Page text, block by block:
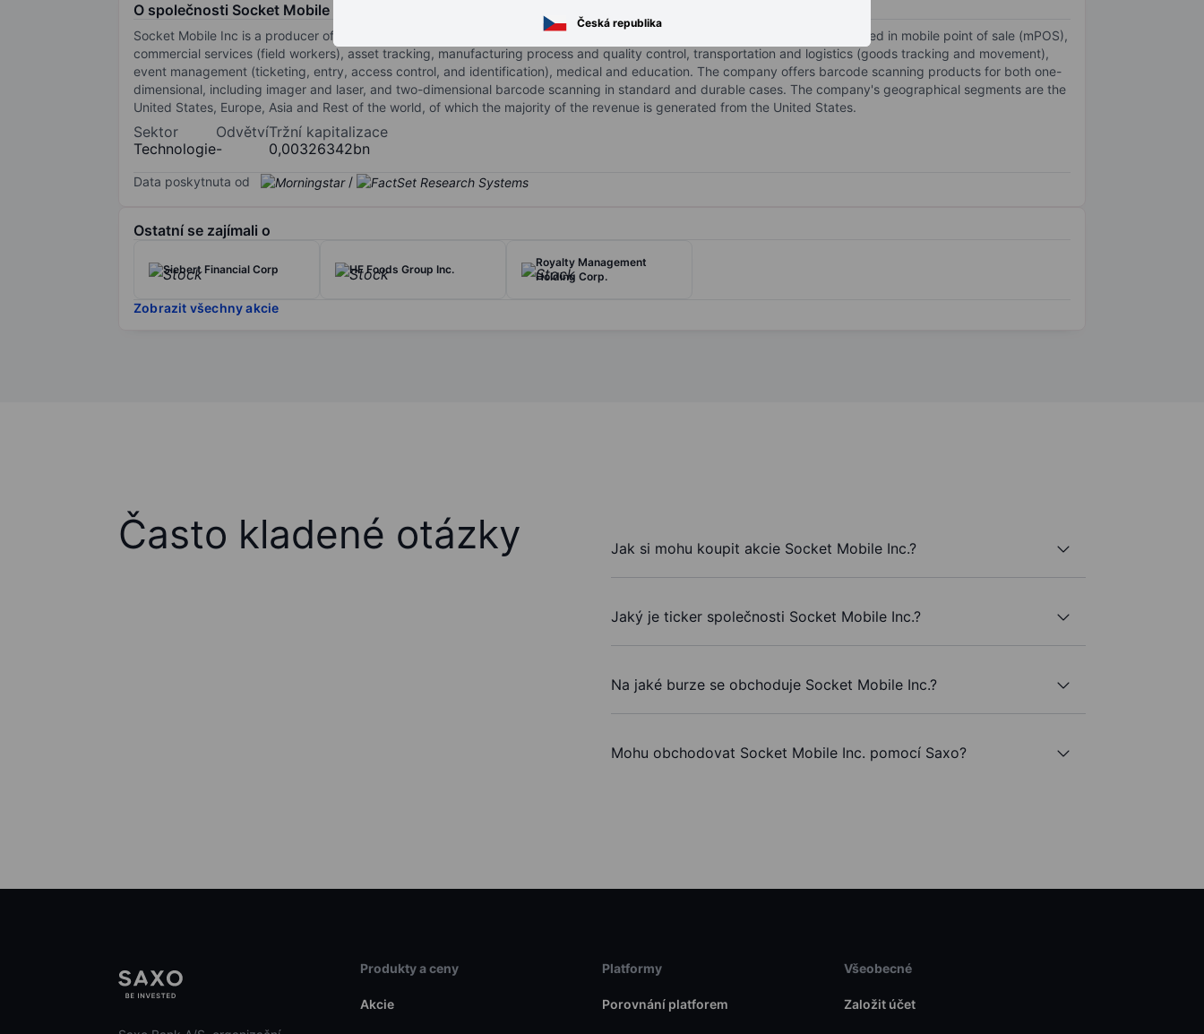
Česká republika
O společnosti Socket Mobile Inc.
Socket Mobile Inc is a producer of data capture products. The company's products are integrated into mobile applications used in mobile point of sale (mPOS),
commercial services (field workers), asset tracking, manufacturing process and quality control, transportation and logistics (goods tracking and movement),
event management (ticketing, entry, access control, and identification), medical and education. The company offers barcode scanning products for both one-
dimensional, including imager and laser, and two-dimensional barcode scanning in standard and durable cases. The company's geographical segments are the
United States, Europe, Asia and Rest of the world, of which the majority of the revenue is generated from the United States.
Sektor
Technologie
Odvětví
-
Tržní kapitalizace
0,00326342bn
Data poskytnuta od /
Ostatní se zajímali o
Siebert Financial Corp HF Foods Group Inc.
Royalty Management
Holding Corp.
Zobrazit všechny akcie
Často kladené otázky Jak si mohu koupit akcie Socket Mobile Inc.?
Jaký je ticker společnosti Socket Mobile Inc.?
Na jaké burze se obchoduje Socket Mobile Inc.?
Mohu obchodovat Socket Mobile Inc. pomocí Saxo?
Produkty a ceny
Akcie
Platformy
Porovnání platforem
Všeobecné
Založit účet